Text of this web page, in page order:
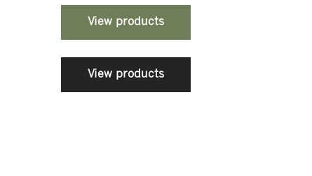
View products
View products